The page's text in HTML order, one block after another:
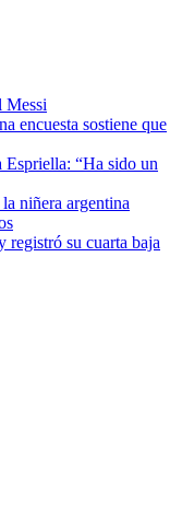
Messi
encuesta sostiene que
“Ha sido un
niñera argentina
su cuarta baja